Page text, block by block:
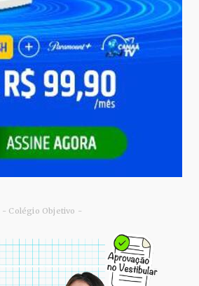
- Colégio Objetivo -